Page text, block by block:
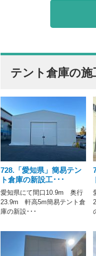
テント倉庫の施
728.「愛知県」簡易テン
ト倉庫の新設工･･･
愛知県にて間口10.9m 奥行
23.9m 軒高5m簡易テント倉
庫の新設･･･